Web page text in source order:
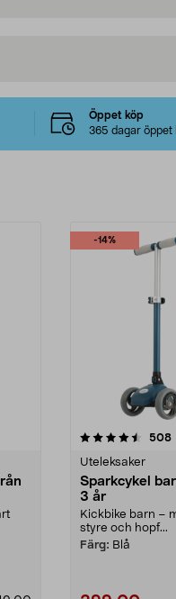
Öppet köp
365 dagar öppet
-14%
508
Uteleksaker
Sparkcykel
3 år
Kickbike barn –
styre och hopf...
Färg: Blå
4.5 av